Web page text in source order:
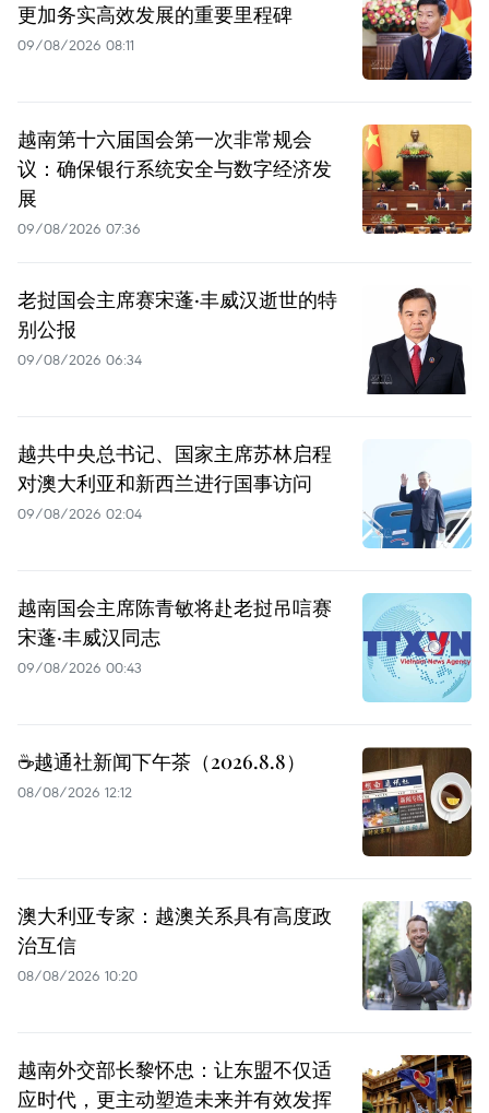
更加务实高效发展的重要里程碑
09/08/2026 08:11
越南第十六届国会第一次非常规会
议：确保银行系统安全与数字经济发
展
09/08/2026 07:36
老挝国会主席赛宋蓬·丰威汉逝世的特
别公报
09/08/2026 06:34
越共中央总书记、国家主席苏林启程
对澳大利亚和新西兰进行国事访问
09/08/2026 02:04
越南国会主席陈青敏将赴老挝吊唁赛
宋蓬·丰威汉同志
09/08/2026 00:43
☕️越通社新闻下午茶（2026.8.8）
08/08/2026 12:12
澳大利亚专家：越澳关系具有高度政
治互信
08/08/2026 10:20
越南外交部长黎怀忠：让东盟不仅适
应时代，更主动塑造未来并有效发挥